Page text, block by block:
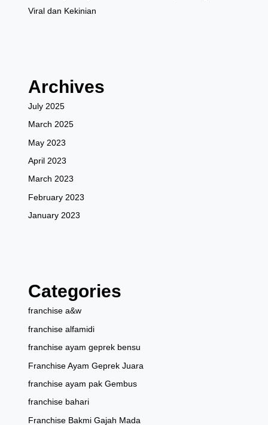
Viral dan Kekinian
Archives
July 2025
March 2025
May 2023
April 2023
March 2023
February 2023
January 2023
Categories
franchise a&w
franchise alfamidi
franchise ayam geprek bensu
Franchise Ayam Geprek Juara
franchise ayam pak Gembus
franchise bahari
Franchise Bakmi Gajah Mada